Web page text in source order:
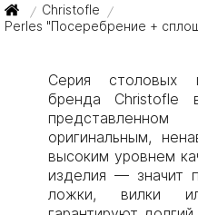
/ Christofle /
Perles "Посеребрение +
Серия столовых
бренда Christofle
оригинальным,
высоким уровнем
изделия — значит
ложки, вилки